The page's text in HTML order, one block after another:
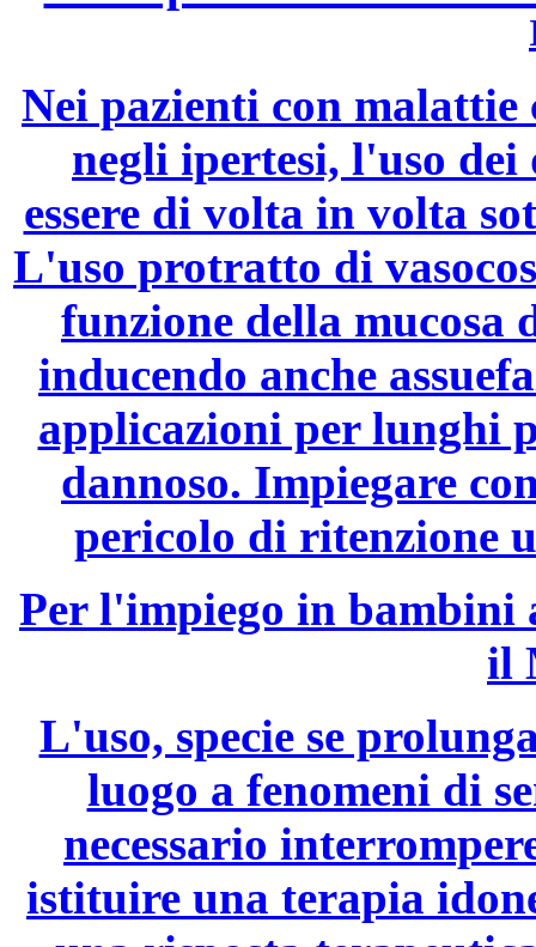
Nei pazienti con malattie
negli ipertesi, l'uso dei
essere di volta in volta
L'uso protratto di
funzione della mucosa
inducendo anche
applicazioni per lunghi
dannoso. Impiegare
pericolo di ritenzione
Per l'impiego in bambini
il
L'uso, specie se
luogo a fenomeni di
necessario
istituire una terapia